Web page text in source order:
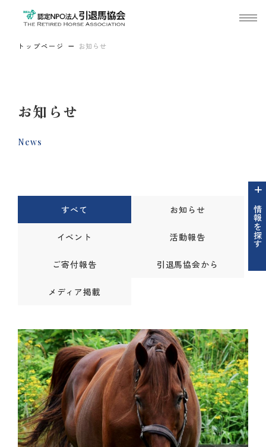
トップページ お知らせ
お知らせ
News
情報を探す
すべて お知らせ
イベント 活動報告
ご寄付報告 引退馬協会から
メディア掲載